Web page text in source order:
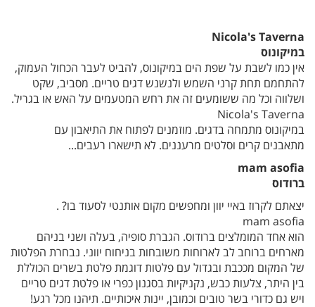
Nicola's Taverna
במיקונוס
אין כמו לשבת על שפת הים במיקונוס, להביט לעבר הכחול העמוק,
להתחמם תחת קרני השמש ולנשנש דגים טריים. מסביב, שקט
ושלווה וכל מה ששומעים זה את רחש המטעמים על האש או בגריל.
Nicola's Taverna
במיקונוס מתמחה בדגים. מוזמנים לפתוח את התיאבון עם
מתאבנים קרים וסלטים מרעננים. לא תישארו רעבים...
mam asofia
ברודוס
יצאתם לקרוז באיי יוון ומחפשים מקום אותנטי לסעוד בו? .
mam asofia
הוא אחד המומלצים ברודוס. הגברת סופיה, בעלה ושני בניהם
מארחים ברוחב לב לארוחות משובחות בניחוח יווני. נבחרת הפלטות
של המקום מככבת ובגדול עם פלטות דוגמת פלטת בשרים הכוללת
בין היתר, צלעות כבש, נקניקיות בסגנון כפרי או פלטת דגים טריים
ויש גם כדורי בשר טובים וכמובן, יינות איכותיים. תיהנו מכל רגע!